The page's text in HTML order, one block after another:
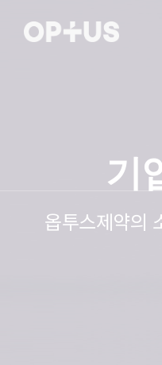
기
옵투스제약의